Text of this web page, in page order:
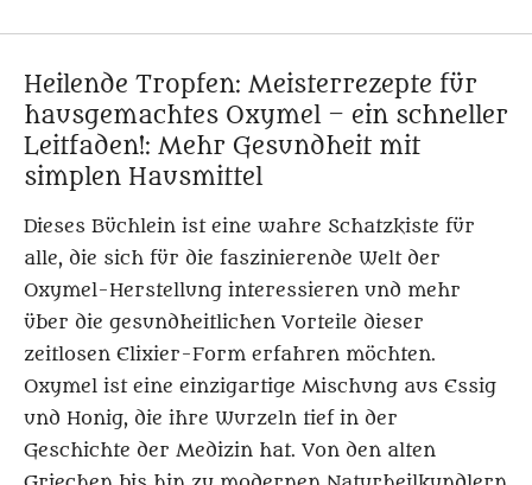
Heilende Tropfen: Meisterrezepte für
hausgemachtes Oxymel – ein schneller
Leitfaden!: Mehr Gesundheit mit
simplen Hausmittel
Dieses Büchlein ist eine wahre Schatzkiste für
alle, die sich für die faszinierende Welt der
Oxymel-Herstellung interessieren und mehr
über die gesundheitlichen Vorteile dieser
zeitlosen Elixier-Form erfahren möchten.
Oxymel ist eine einzigartige Mischung aus Essig
und Honig, die ihre Wurzeln tief in der
Geschichte der Medizin hat. Von den alten